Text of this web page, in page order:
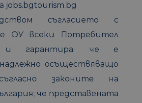
jobs.bgtourism.bg
съгласието с
ОУ всеки Потребител
и гарантира: че е
осъществяващо
законите на
че представената